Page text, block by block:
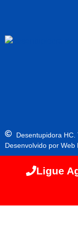
Desentupidora HC.
Desenvolvido por Web
Ligue